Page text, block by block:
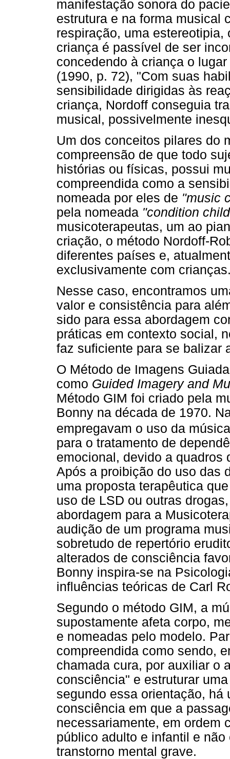
manifestação sonora do
estrutura e na forma musical
respiração, uma
criança é passível de ser
concedendo à criança o
(1990, p. 72), "Com suas
sensibilidade dirigidas às
criança, Nordoff conseguia
musical, possivelmente
Um dos conceitos pilares do
compreensão de que todo
histórias ou físicas, possui
compreendida como a
nomeada por eles de "music
pela nomeada "condition
musicoterapeutas, um ao
criação, o método Nordoff-
diferentes países e,
exclusivamente com
Nesse caso, encontramos
valor e consistência para
sido para essa abordagem
práticas em contexto social,
faz suficiente para se balizar
O Método de Imagens
como Guided Imagery and
Método GIM foi criado pela
Bonny na década de 1970.
empregavam o uso da
para o tratamento de
emocional, devido a quadros
Após a proibição do uso das
uma proposta terapêutica
uso de LSD ou outras
abordagem para a
audição de um programa
sobretudo de repertório
alterados de consciência
Bonny inspira-se na
influências teóricas de Carl
Segundo o método GIM, a
supostamente afeta corpo,
e nomeadas pelo modelo.
compreendida como sendo,
chamada cura, por auxiliar o
consciência" e estruturar
segundo essa orientação,
consciência em que a
necessariamente, em ordem
público adulto e infantil e
transtorno mental grave.